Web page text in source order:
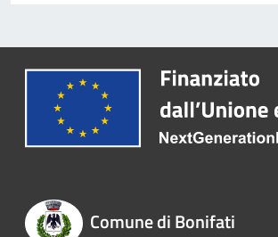
Comune di Bonifati